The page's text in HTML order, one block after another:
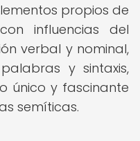
propios de
influencias del
verbal y nominal,
y sintaxis,
único y fascinante
semíticas.